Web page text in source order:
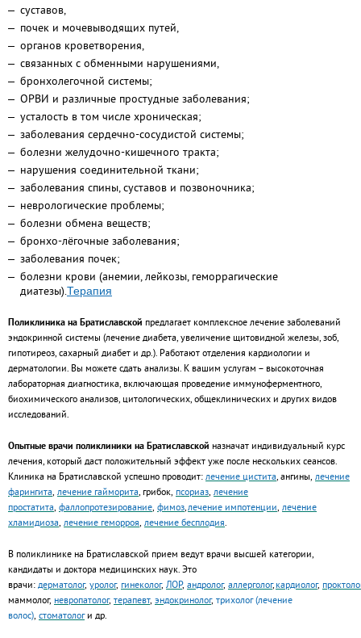
суставов,
почек и мочевыводящих путей,
органов кроветворения,
связанных с обменными нарушениями,
бронхолегочной системы;
ОРВИ и различные простудные заболевания;
усталость в том числе хроническая;
заболевания сердечно-сосудистой системы;
болезни желудочно-кишечного тракта;
нарушения соединительной ткани;
заболевания спины, суставов и позвоночника;
неврологические проблемы;
болезни обмена веществ;
бронхо-лёгочные заболевания;
заболевания почек;
болезни крови (анемии, лейкозы, геморрагические
диатезы).Терапия
Поликлиника на Братиславской предлагает комплексное лечение заболеваний
эндокринной системы (лечение диабета, увеличение щитовидной железы, зоб,
гипотиреоз, сахарный диабет и др.). Работают отделения кардиологии и
дерматологии. Вы можете сдать анализы. К вашим услугам – высокоточная
лабораторная диагностика, включающая проведение иммуноферментного,
биохимического анализов, цитологических, общеклинических и других видов
исследований.
Опытные врачи поликлиники на Братиславской назначат индивидуальный курс
лечения, который даст положительный эффект уже после нескольких сеансов.
Клиника на Братиславской успешно проводит: лечение цистита , ангины, лечение
фарингита лечение гайморита , грибок, псориаз лечение
простатита фаллопротезирование фимоз лечение импотенции лечение
хламидиоза лечение геморроя лечение бесплодия
В поликлинике на Братиславской прием ведут врачи высшей категории,
кандидаты и доктора медицинских наук. Это
врачи: дерматолог, уролог, гинеколог, ЛОР, андролог, аллерголог, кардиолог,
маммолог, невропатолог, терапевт, эндокринолог, трихолог (лечение
волос) стоматологи др.